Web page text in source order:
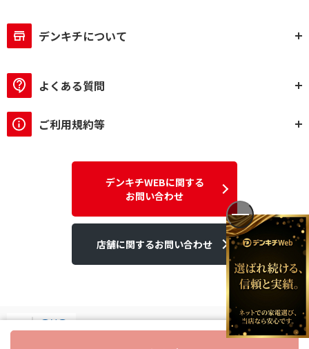
デンキチについて
よくある質問
ご利用規約等
デンキチWEBに関する
お問い合わせ
店舗に関するお問い合わせ